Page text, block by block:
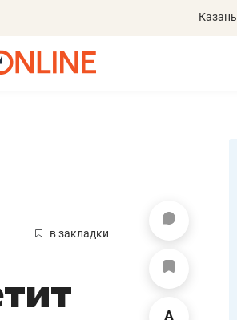
Казань
в закладки
«Не зная местных
правил, бизнес может
потерять минимум